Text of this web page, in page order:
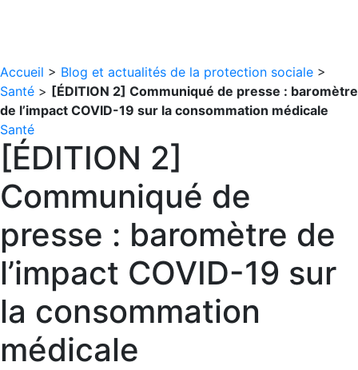
Accueil > Blog et actualités de la protection sociale >
Santé > [ÉDITION 2] Communiqué de presse : baromètre
de l’impact COVID-19 sur la consommation médicale
Santé
[ÉDITION 2]
Communiqué de
presse : baromètre de
l’impact COVID-19 sur
la consommation
médicale